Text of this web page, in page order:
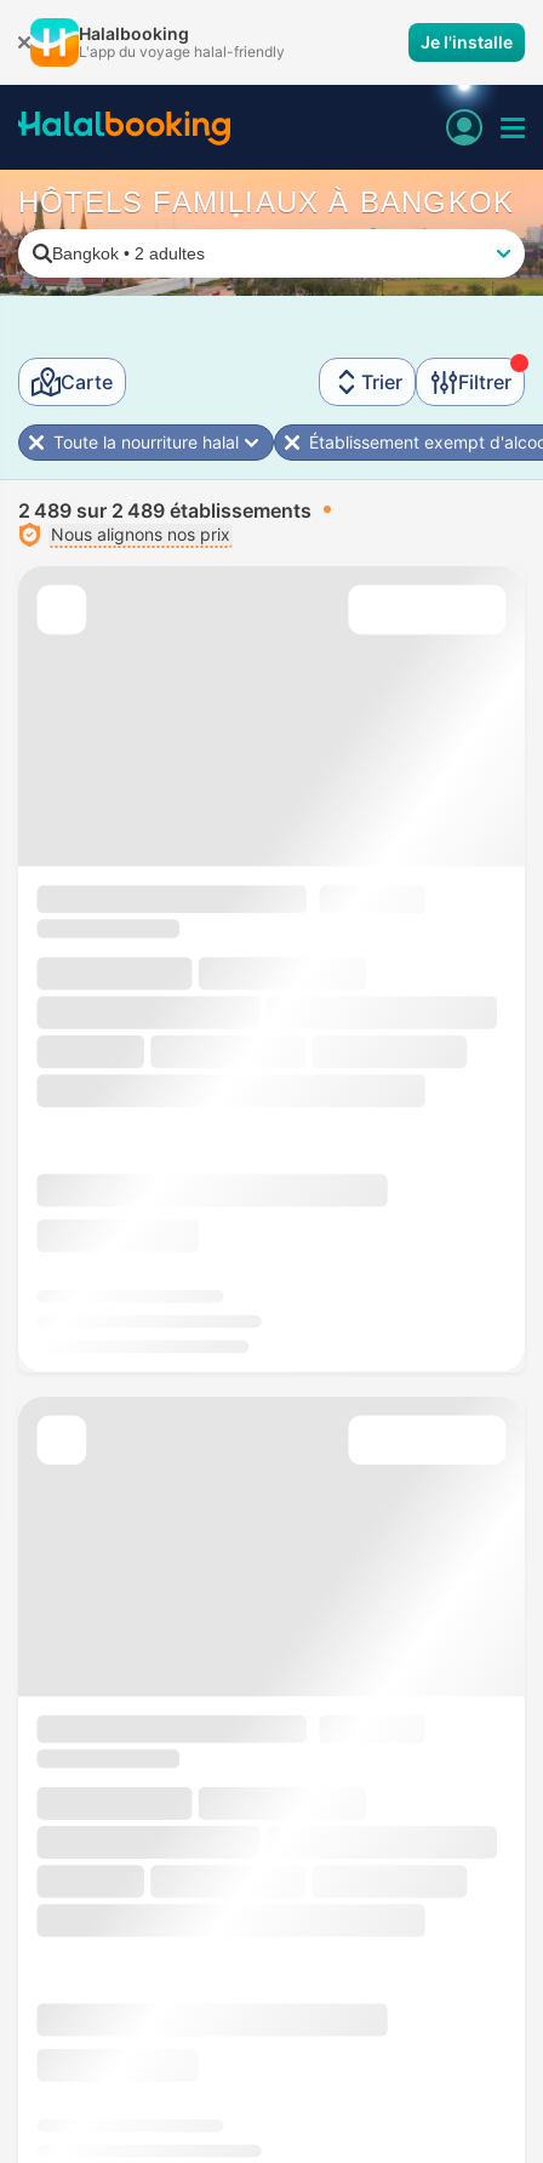
Halalbooking
L'app du voyage halal-friendly Je l'installe
HÔTELS FAMILIAUX À BANGKOK
Bangkok • 2 adultes
Carte Trier Filtrer
Toute la nourriture halal Établissement exempt
2 489 sur 2 489 établissements
Nous alignons nos prix